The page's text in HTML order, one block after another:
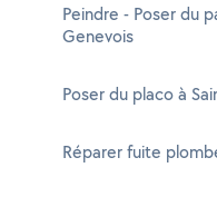
Peindre - Poser du
Genevois
Poser du placo à
Réparer fuite